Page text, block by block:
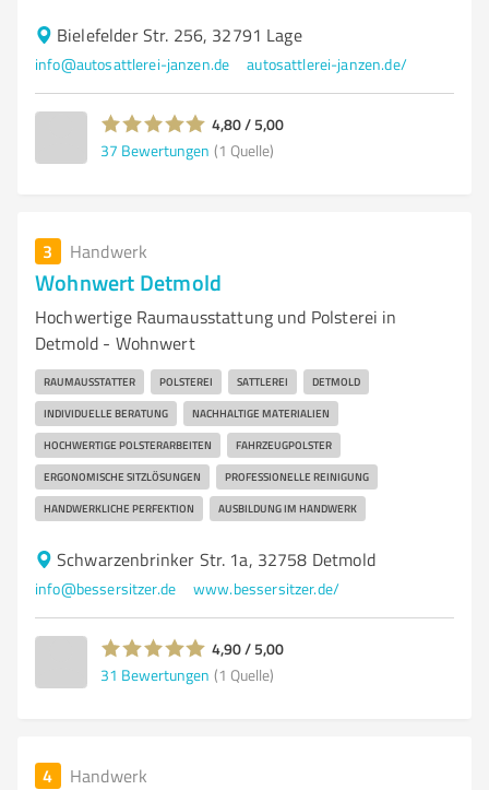
Bielefelder Str. 256, 32791 Lage
info@autosattlerei-janzen.de autosattlerei-janzen.de/
4,80 / 5,00
37 Bewertungen (1 Quelle)
3 Handwerk
Wohnwert Detmold
Hochwertige Raumausstattung und Polsterei in
Detmold - Wohnwert
RAUMAUSSTATTER POLSTEREI SATTLEREI DETMOLD
INDIVIDUELLE BERATUNG NACHHALTIGE MATERIALIEN
HOCHWERTIGE POLSTERARBEITEN FAHRZEUGPOLSTER
ERGONOMISCHE SITZLÖSUNGEN PROFESSIONELLE REINIGUNG
HANDWERKLICHE PERFEKTION AUSBILDUNG IM HANDWERK
Schwarzenbrinker Str. 1a, 32758 Detmold
info@bessersitzer.de www.bessersitzer.de/
4,90 / 5,00
31 Bewertungen (1 Quelle)
4 Handwerk